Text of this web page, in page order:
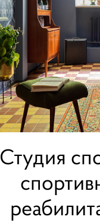
Студия